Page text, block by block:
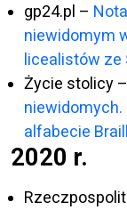
gp24.pl –
niewidomym
licealistów ze
Życie stolicy –
alfabecie
2020 r.